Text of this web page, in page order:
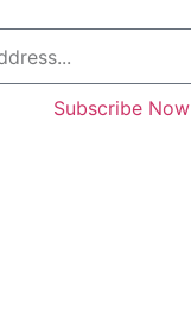
Subscribe Now